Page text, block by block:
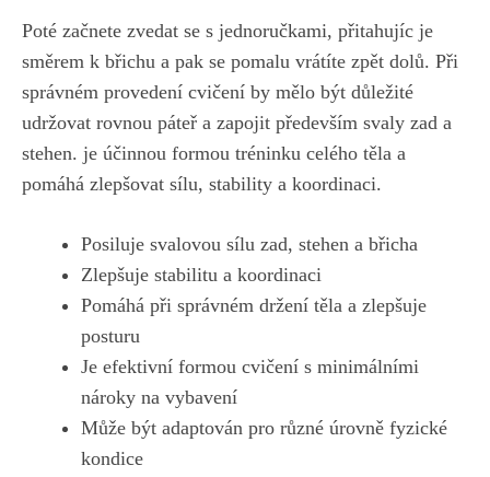
Poté začnete zvedat se s jednoručkami, přitahujíc je
směrem k⁤ břichu a pak se ⁢pomalu vrátíte zpět dolů. Při
správném provedení cvičení by mělo být důležité
⁣udržovat rovnou páteř a zapojit především svaly zad ‌a
stehen. je účinnou formou tréninku celého těla a
pomáhá zlepšovat sílu, stability a koordinaci.
Posiluje‌ svalovou sílu zad, stehen a břicha
Zlepšuje stabilitu a koordinaci
Pomáhá při správném držení těla⁣ a zlepšuje
posturu
Je efektivní formou cvičení s minimálními
nároky na vybavení
Může být adaptován ⁣pro různé úrovně fyzické
kondice